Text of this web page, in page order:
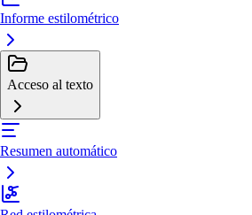
Informe estilométrico
Acceso al texto
Resumen automático